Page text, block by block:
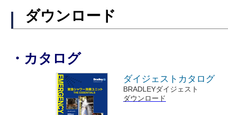
ダウンロード
・カタログ
ダイジェストカタログ
BRADLEYダイジェスト
ダウンロード